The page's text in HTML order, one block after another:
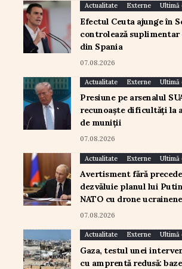
Actualitate Externe Ultimă
Efectul Ceuta ajunge în
controlează
din Spania
07.08.2026
Actualitate Externe Ultimă
Presiune pe arsenalul
recunoaște dificultăți la
de muniții
07.08.2026
Actualitate Externe Ultimă
Avertisment fără
dezvăluie planul lui
NATO cu drone ucrainene
07.08.2026
Actualitate Externe Ultimă
Gaza, testul unei
cu amprentă redusă: